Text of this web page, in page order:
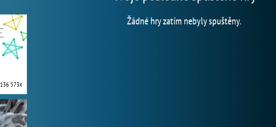
136 573x
Žádné hry zatím nebyly spuštěny.